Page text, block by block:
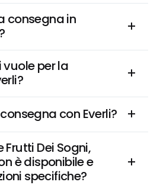
consegna in
per la
con Everli?
Dei Sogni,
è disponibile e
specifiche?